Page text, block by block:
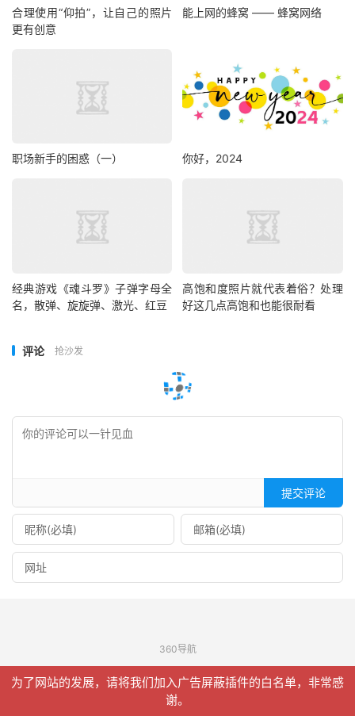
合理使用“仰拍”，让自己的照片
更有创意
能上网的蜂窝 —— 蜂窝网络
职场新手的困惑（一） 你好，2024
经典游戏《魂斗罗》子弹字母全
名，散弹、旋旋弹、激光、红豆
高饱和度照片就代表着俗？处理
好这几点高饱和也能很耐看
评论 抢沙发
提交评论
360导航
© 2026信聚合 网站地图
请求次数：19 次，加载用时：0.137 秒，内存占用：9.91 MB
为了网站的发展，请将我们加入广告屏蔽插件的白名单，非常感
谢。